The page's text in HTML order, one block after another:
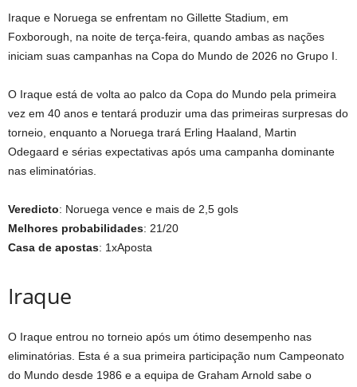
Iraque e Noruega se enfrentam no Gillette Stadium, em
Foxborough, na noite de terça-feira, quando ambas as nações
iniciam suas campanhas na Copa do Mundo de 2026 no Grupo I.
O Iraque está de volta ao palco da Copa do Mundo pela primeira
vez em 40 anos e tentará produzir uma das primeiras surpresas do
torneio, enquanto a Noruega trará Erling Haaland, Martin
Odegaard e sérias expectativas após uma campanha dominante
nas eliminatórias.
Veredicto: Noruega vence e mais de 2,5 gols
Melhores probabilidades: 21/20
Casa de apostas: 1xAposta
Iraque
O Iraque entrou no torneio após um ótimo desempenho nas
eliminatórias. Esta é a sua primeira participação num Campeonato
do Mundo desde 1986 e a equipa de Graham Arnold sabe o